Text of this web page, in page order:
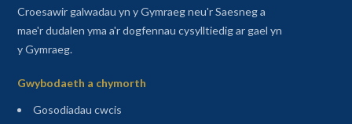
Croesawir galwadau yn y Gymraeg neu'r Saesneg a
mae'r dudalen yma a'r dogfennau cysylltiedig ar gael yn
y Gymraeg.
Gwybodaeth a chymorth
Gosodiadau cwcis